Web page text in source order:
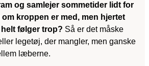
og samlejer sommetider lidt for
kroppen er med, men hjertet
følger trop? Så er det måske
legetøj, der mangler, men ganske
læberne.